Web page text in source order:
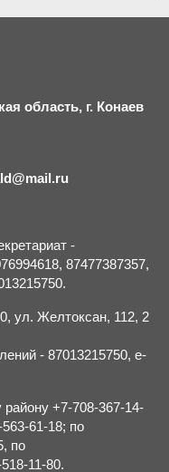
область, г. Конаев
-
87477387357,
ул. Желтоксан, 112, 2
- 87013215750, e-
+7-708-367-14-
61-18; по
по
11-80.